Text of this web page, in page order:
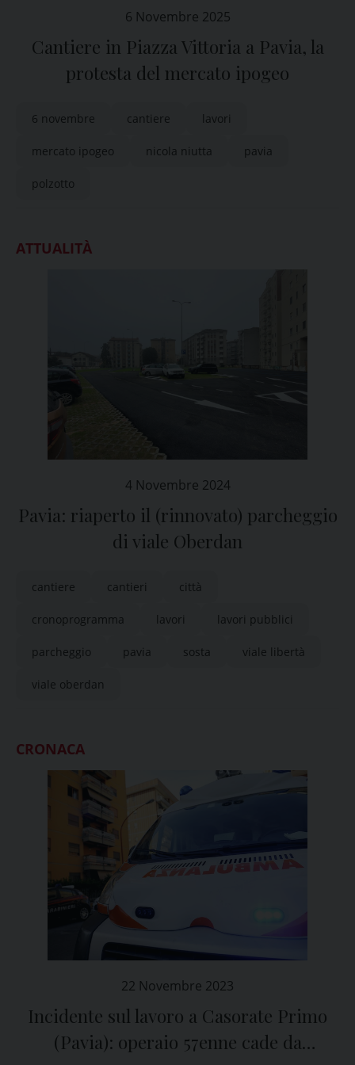
6 Novembre 2025
Cantiere in Piazza Vittoria a Pavia, la
protesta del mercato ipogeo
6 novembre cantiere lavori
mercato ipogeo nicola niutta pavia
polzotto
ATTUALITÀ
4 Novembre 2024
Pavia: riaperto il (rinnovato) parcheggio
di viale Oberdan
cantiere cantieri città
cronoprogramma lavori lavori pubblici
parcheggio pavia sosta viale libertà
viale oberdan
CRONACA
22 Novembre 2023
Incidente sul lavoro a Casorate Primo
(Pavia): operaio 57enne cade da